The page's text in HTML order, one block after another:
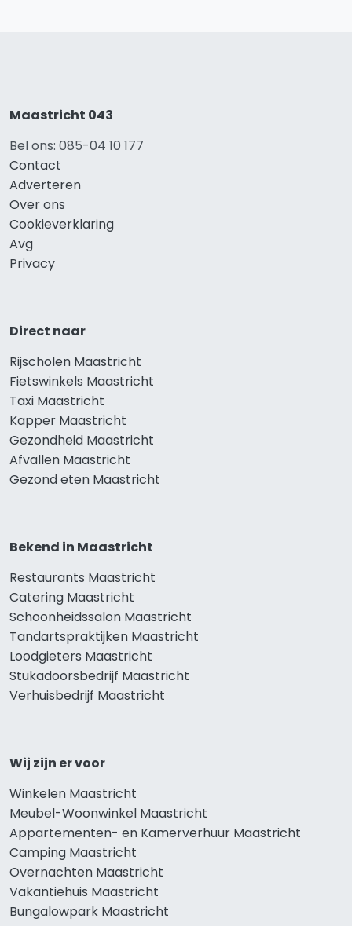
Maastricht 043
Bel ons: 085-04 10 177
Contact
Adverteren
Over ons
Cookieverklaring
Avg
Privacy
Direct naar
Rijscholen Maastricht
Fietswinkels Maastricht
Taxi Maastricht
Kapper Maastricht
Gezondheid Maastricht
Afvallen Maastricht
Gezond eten Maastricht
Bekend in Maastricht
Restaurants Maastricht
Catering Maastricht
Schoonheidssalon Maastricht
Tandartspraktijken Maastricht
Loodgieters Maastricht
Stukadoorsbedrijf Maastricht
Verhuisbedrijf Maastricht
Wij zijn er voor
Winkelen Maastricht
Meubel-Woonwinkel Maastricht
Appartementen- en Kamerverhuur Maastricht
Camping Maastricht
Overnachten Maastricht
Vakantiehuis Maastricht
Bungalowpark Maastricht